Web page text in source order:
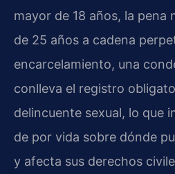
mayor de 18 años, la pena
de 25 años a cadena
encarcelamiento, una
conlleva el registro
delincuente sexual, lo que
de por vida sobre dónde
y afecta sus derechos